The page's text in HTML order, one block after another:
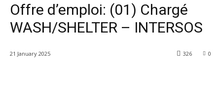
Offre d’emploi: (01) Chargé
WASH/SHELTER – INTERSOS
21 January 2025 0
326